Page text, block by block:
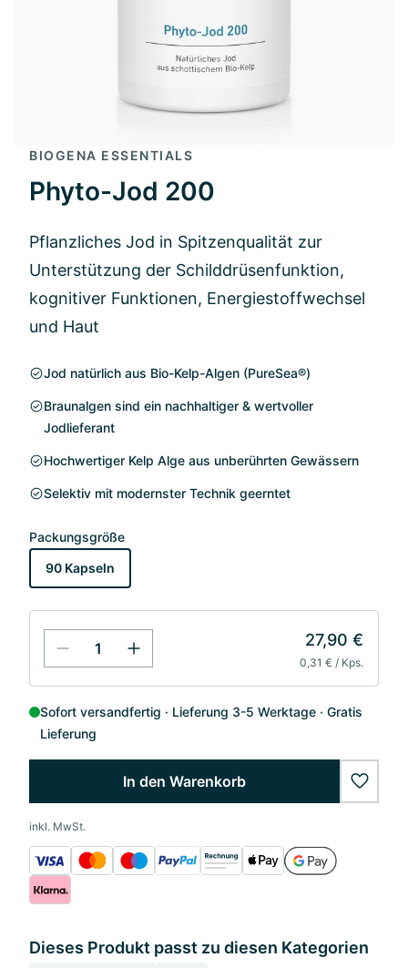
BIOGENA ESSENTIALS
Phyto-Jod 200
Pflanzliches Jod in Spitzenqualität zur
Unterstützung der Schilddrüsenfunktion,
kognitiver Funktionen, Energiestoffwechsel
und Haut
Jod natürlich aus Bio-Kelp-Algen (PureSea®)
Braunalgen sind ein nachhaltiger & wertvoller
Jodlieferant
Hochwertiger Kelp Alge aus unberührten Gewässern
Selektiv mit modernster Technik geerntet
Packungsgröße
90 Kapseln
27,90 €
0,31 € / Kps.
Sofort versandfertig Lieferung 3-5 Werktage
Gratis
Lieferung
In den Warenkorb
inkl. MwSt.
Dieses Produkt passt zu diesen Kategorien